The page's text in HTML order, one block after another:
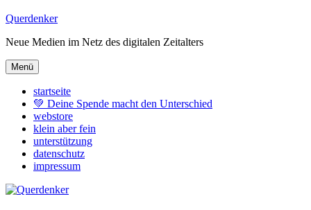
Zum
springen
Querdenker
Neue Medien im Netz des digitalen Zeitalters
Menü
startseite
💚 Deine Spende macht den Unterschied
webstore
klein aber fein
unterstützung
datenschutz
impressum